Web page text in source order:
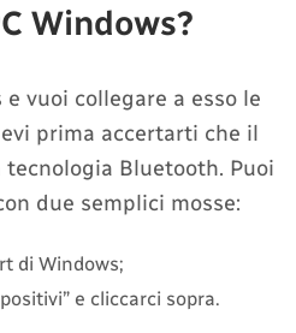
Windows?
e vuoi collegare a esso le
prima accertarti che il
Bluetooth. Puoi
due semplici mosse:
di Windows;
e cliccarci sopra.